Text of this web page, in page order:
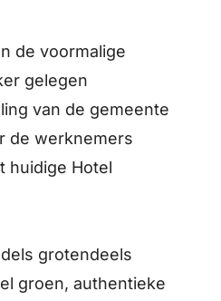
de voormalige
gelegen
van de gemeente
de werknemers
huidige Hotel
grotendeels
groen, authentieke